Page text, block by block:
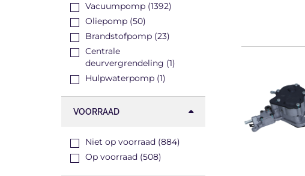
Vacuumpomp (1392)
Oliepomp (50)
Brandstofpomp (23)
Centrale
deurvergrendeling (1)
Hulpwaterpomp (1)
VOORRAAD
Niet op voorraad (884)
Op voorraad (508)